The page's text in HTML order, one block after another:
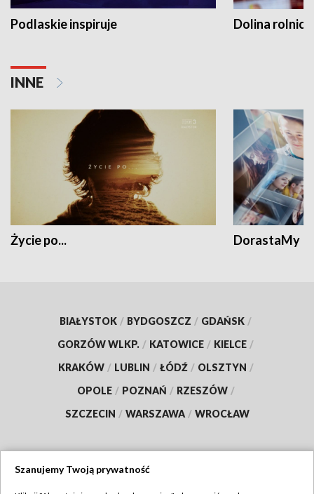
Podlaskie inspiruje Dolina
INNE
Życie po... DorastaMy
BIAŁYSTOK / BYDGOSZCZ / GDAŃSK /
GORZÓW WLKP. / KATOWICE / KIELCE /
KRAKÓW / LUBLIN / ŁÓDŹ / OLSZTYN /
OPOLE / POZNAŃ / RZESZÓW /
SZCZECIN / WARSZAWA / WROCŁAW
Szanujemy Twoją prywatność